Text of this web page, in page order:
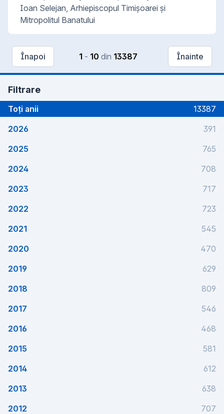
Ioan Selejan, Arhiepiscopul Timişoarei şi
Mitropolitul Banatului
Înapoi 1 - 10 din 13387 Înainte
Filtrare
Toți anii
13387
2026
391
2025
765
2024
708
2023
717
2022
723
2021
545
2020
470
2019
629
2018
809
2017
546
2016
468
2015
581
2014
612
2013
638
2012
707